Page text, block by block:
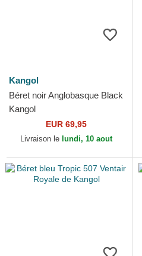
Kangol
Béret noir Anglobasque Black
Kangol
EUR 69,95
Livraison le lundi, 10 aout